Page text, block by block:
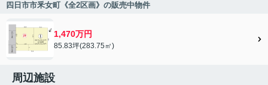
四日市市釆女町《全2区画》の販売中物件
1,470万円
85.83坪(283.75㎡)
周辺施設